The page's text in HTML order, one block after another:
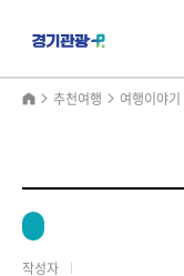
추천여행 여행이야기
작성자